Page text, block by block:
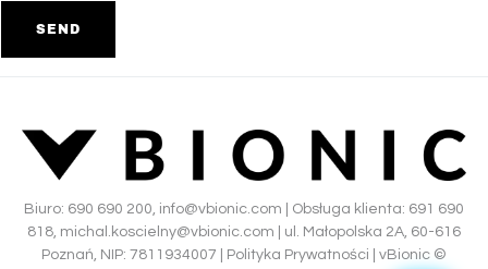
Biuro: 690 690 200, info@vbionic.com | Obsługa klienta: 691 690
818, michal.koscielny@vbionic.com | ul. Małopolska 2A, 60-616
Poznań, NIP: 7811934007 |
Polityka Prywatności vBionic ©